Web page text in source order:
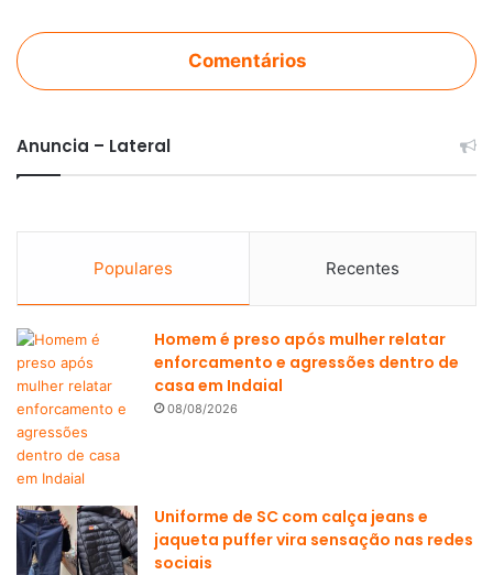
Comentários
Anuncia – Lateral
Populares Recentes
Homem é preso após mulher relatar
enforcamento e agressões dentro de
casa em Indaial
08/08/2026
Uniforme de SC com calça jeans e
jaqueta puffer vira sensação nas redes
sociais